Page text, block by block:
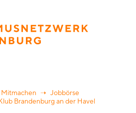
Mitmachen
Jobbörse
Brandenburg an der Havel